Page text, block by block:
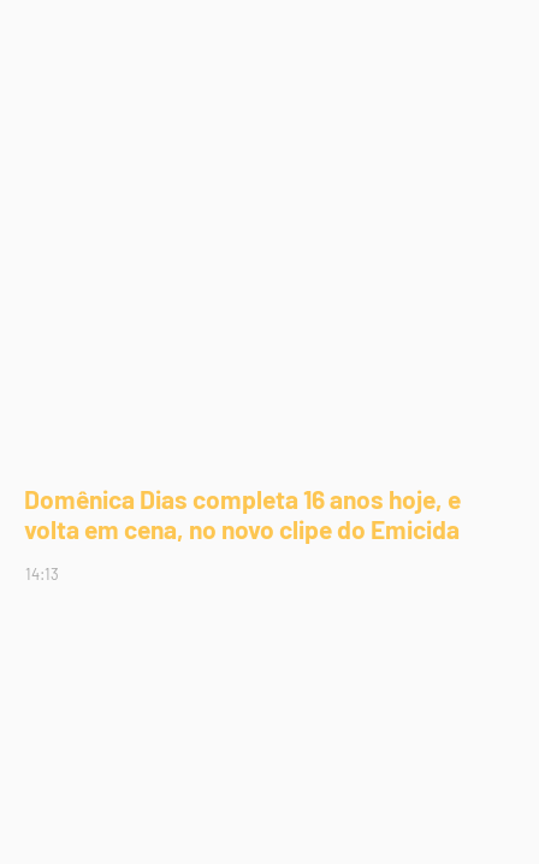
Domênica Dias completa 16 anos hoje, e
volta em cena, no novo clipe do Emicida
14:13